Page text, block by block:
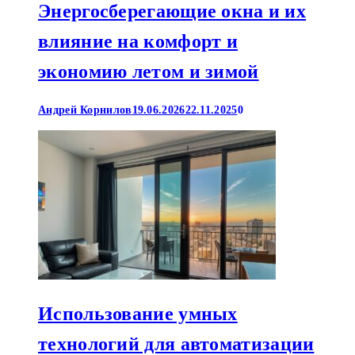
Энергосберегающие окна и их
влияние на комфорт и
экономию летом и зимой
Андрей Корнилов 19.06.202622.11.20250
Использование умных
технологий для автоматизации